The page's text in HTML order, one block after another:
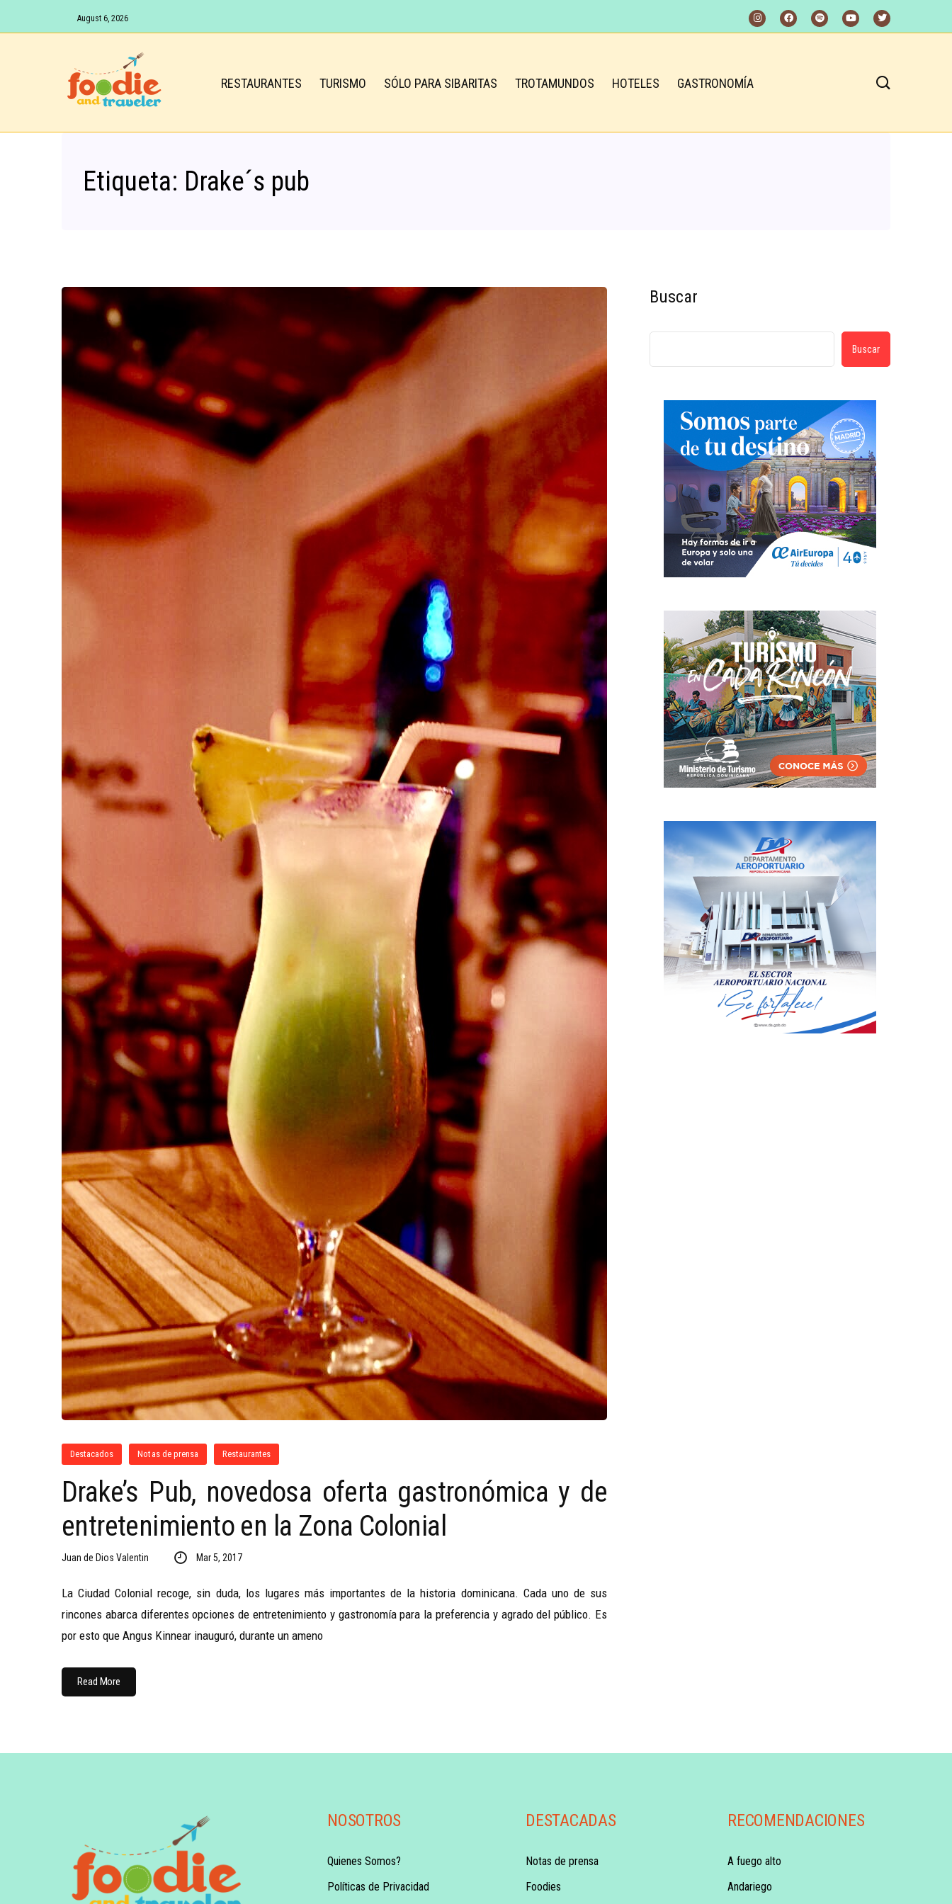
August 6, 2026
RESTAURANTES TURISMO SÓLO PARA SIBARITAS TROTAMUNDOS HOTELES GASTRONOMÍA
Etiqueta: Drake´s pub
Destacados Notas de prensa Restaurantes
Drake’s Pub, novedosa oferta gastronómica y de
entretenimiento en la Zona Colonial
Juan de Dios Valentin Mar 5, 2017
La Ciudad Colonial recoge, sin duda, los lugares más importantes de la historia dominicana. Cada uno de sus
rincones abarca diferentes opciones de entretenimiento y gastronomía para la preferencia y agrado del público. Es
por esto que Angus Kinnear inauguró, durante un ameno
Read More
Buscar
Buscar
NOSOTROS
Quienes Somos?
Políticas de Privacidad
DESTACADAS
Notas de prensa
Foodies
RECOMENDACIONES
A fuego alto
Andariego